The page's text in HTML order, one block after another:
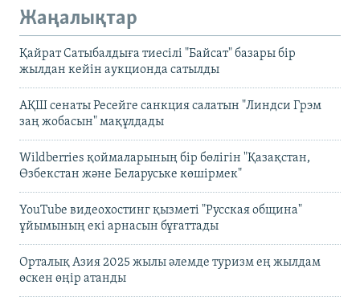
Жаңалықтар
Қайрат Сатыбалдыға тиесілі "Байсат" базары бір
жылдан кейін аукционда сатылды
АҚШ сенаты Ресейге санкция салатын "Линдси Грэм
заң жобасын" мақұлдады
Wildberries қоймаларының бір бөлігін "Қазақстан,
Өзбекстан және Беларуське көшірмек"
YouTube видеохостинг қызметі "Русская община"
ұйымының екі арнасын бұғаттады
Орталық Азия 2025 жылы әлемде туризм ең жылдам
өскен өңір атанды